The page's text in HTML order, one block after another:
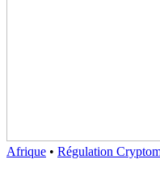
Afrique • Régulation